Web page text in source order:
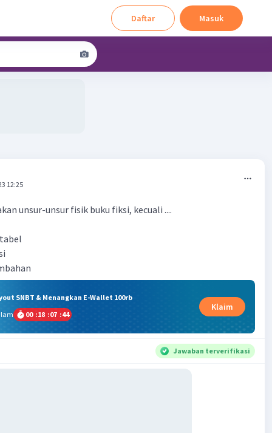
Daftar Masuk
12:25
unsur-unsur fisik buku fiksi, kecuali ....
SNBT & Menangkan E-Wallet 100rb
00 :18 :07 :43
Klaim
Jawaban terverifikasi